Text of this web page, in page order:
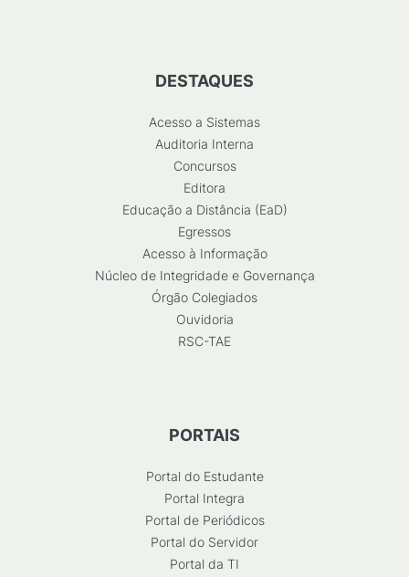
DESTAQUES
Acesso a Sistemas
Auditoria Interna
Concursos
Editora
Educação a Distância (EaD)
Egressos
Acesso à Informação
Núcleo de Integridade e Governança
Órgão Colegiados
Ouvidoria
RSC-TAE
PORTAIS
Portal do Estudante
Portal Integra
Portal de Periódicos
Portal do Servidor
Portal da TI